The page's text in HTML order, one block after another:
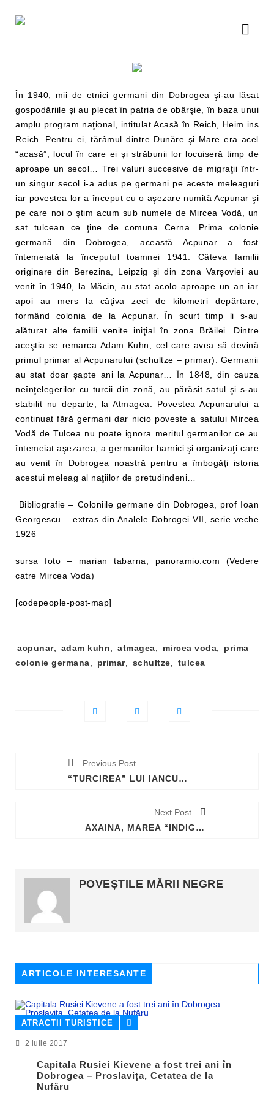
În 1940, mii de etnici germani din Dobrogea şi-au lăsat
gospodăriile şi au plecat în patria de obârşie, în baza unui
amplu program naţional, intitulat Acasă în Reich, Heim ins
Reich. Pentru ei, tărâmul dintre Dunăre şi Mare era acel
“acasă”, locul în care ei şi străbunii lor locuiseră timp de
aproape un secol… Trei valuri succesive de migraţii într-
un singur secol i-a adus pe germani pe aceste meleaguri
iar povestea lor a început cu o aşezare numită Acpunar şi
pe care noi o ştim acum sub numele de Mircea Vodă, un
sat tulcean ce ţine de comuna Cerna. Prima colonie
germană din Dobrogea, această Acpunar a fost
întemeiată la începutul toamnei 1941. Câteva familii
originare din Berezina, Leipzig şi din zona Varşoviei au
venit în 1940, la Măcin, au stat acolo aproape un an iar
apoi au mers la câţiva zeci de kilometri depărtare,
formând colonia de la Acpunar. În scurt timp li s-au
alăturat alte familii venite iniţial în zona Brăilei. Dintre
aceştia se remarca Adam Kuhn, cel care avea să devină
primul primar al Acpunarului (schultze – primar). Germanii
au stat doar şapte ani la Acpunar… În 1848, din cauza
neînţelegerilor cu turcii din zonă, au părăsit satul şi s-au
stabilit nu departe, la Atmagea. Povestea Acpunarului a
continuat fără germani dar nicio poveste a satului Mircea
Vodă de Tulcea nu poate ignora meritul germanilor ce au
întemeiat aşezarea, a germanilor harnici şi organizaţi care
au venit în Dobrogea noastră pentru a îmbogăţi istoria
acestui meleag al naţiilor de pretudindeni…
Bibliografie – Coloniile germane din Dobrogea, prof Ioan
Georgescu – extras din Analele Dobrogei VII, serie veche
1926
sursa foto – marian tabarna, panoramio.com (Vedere
catre Mircea Voda)
[codepeople-post-map]
uri:
acpunar, adam kuhn atmagea mircea voda
prima
colonie germana
primar, schultze tulcea
Previous Post
“TURCIREA” LUI IANCU VODĂ – O BALADĂ INEDITĂ
Next Post
AXAINA, MAREA “INDIGO” A SCIŢILOR
POVEȘTILE MĂRII NEGRE
ARTICOLE INTERESANTE
ATRACTII TURISTICE
2 iulie 2017
Capitala Rusiei Kievene a fost trei ani în
Dobrogea – Proslavița, Cetatea de la
Nufăru